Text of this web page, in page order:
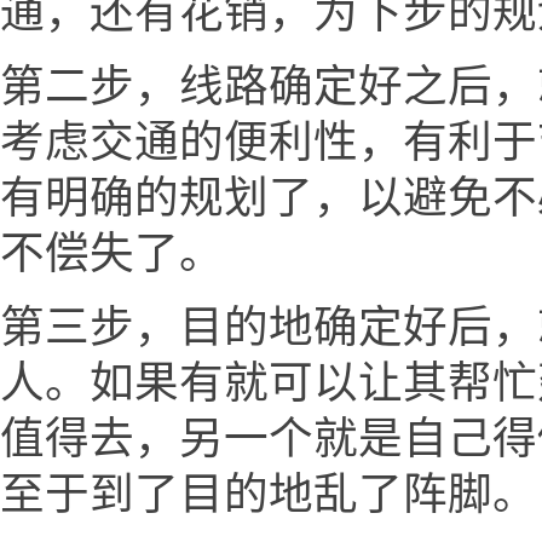
通，还有花销，为下步的
第二步，线路确定好之后
考虑交通的便利性，有利
有明确的规划了，以避免
不偿失了。
第三步，目的地确定好后
人。如果有就可以让其帮
值得去，另一个就是自己
至于到了目的地乱了阵脚。